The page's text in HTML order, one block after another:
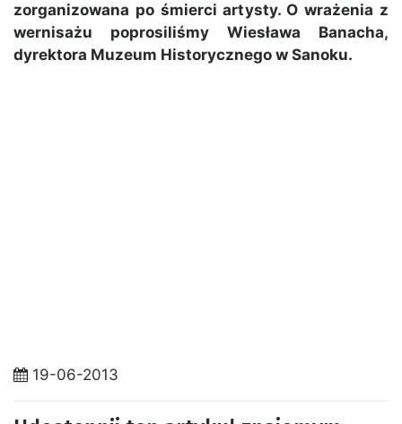
zorganizowana po śmierci artysty. O wrażenia z
wernisażu poprosiliśmy Wiesława Banacha,
dyrektora Muzeum Historycznego w Sanoku.
19-06-2013